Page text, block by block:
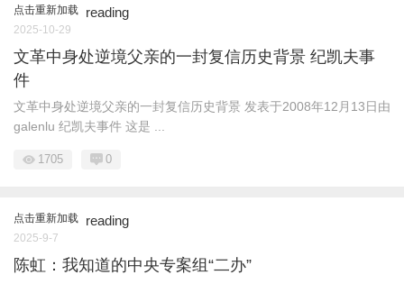
点击重新加载 reading
2025-10-29
文革中身处逆境父亲的一封复信历史背景 纪凯夫事
件
文革中身处逆境父亲的一封复信历史背景 发表于2008年12月13日由
galenlu 纪凯夫事件 这是 ...
1705 0
点击重新加载 reading
2025-9-7
陈虹：我知道的中央专案组“二办”